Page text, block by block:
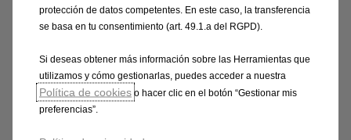
Consulta el VIN de tu Opel
protección de datos competentes. En este caso, la transferencia
se basa en tu consentimiento (art. 49.1.a del RGPD).
Si deseas obtener más información sobre las Herramientas que
utilizamos y cómo gestionarlas, puedes acceder a nuestra
Política de cookies o hacer clic en el botón “Gestionar mis
preferencias”.